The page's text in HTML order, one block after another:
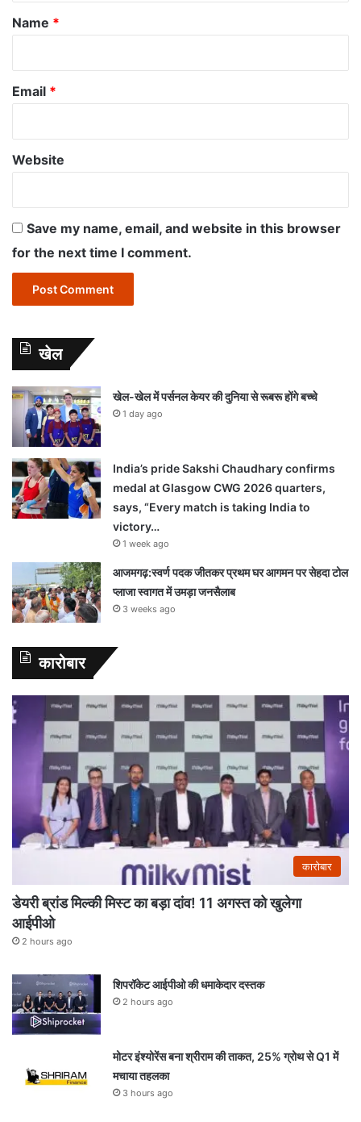
*
Name *
Email *
Website
Save my name, email, and website in this browser
for the next time I comment.
खेल
खेल-खेल में पर्सनल केयर की दुनिया से रूबरू होंगे बच्चे
1 day ago
India’s pride Sakshi Chaudhary confirms
medal at Glasgow CWG 2026 quarters,
says, “Every match is taking India to
victory…
1 week ago
आजमगढ़:स्वर्ण पदक जीतकर प्रथम घर आगमन पर सेहदा टोल
प्लाजा स्वागत में उमड़ा जनसैलाब
3 weeks ago
कारोबार
कारोबार
डेयरी ब्रांड मिल्की मिस्ट का बड़ा दांव! 11 अगस्त को खुलेगा
आईपीओ
2 hours ago
शिपरॉकेट आईपीओ की धमाकेदार दस्तक
2 hours ago
मोटर इंश्योरेंस बना श्रीराम की ताकत, 25% ग्रोथ से Q1 में
मचाया तहलका
3 hours ago